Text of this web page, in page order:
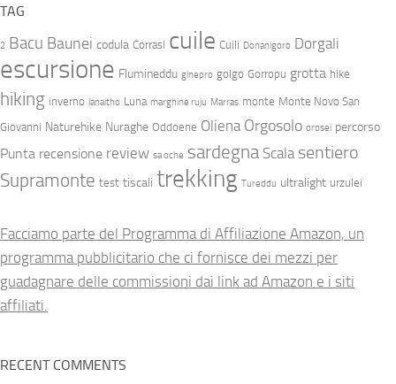
TAG
2 Bacu Baunei codula Corrasi cuile Cuili Donanigoro Dorgali
escursione Flumineddu ginepro golgo Gorropu grotta hike
hiking inverno lanaitho Luna marghine ruju Marras monte Monte Novo San
Giovanni Naturehike Nuraghe Oddoene Oliena Orgosolo orosei percorso
Punta recensione review sa oche sardegna Scala sentiero
Supramonte test tiscali trekking Tureddu ultralight urzulei
Facciamo parte del Programma di Affiliazione Amazon, un
programma pubblicitario che ci fornisce dei mezzi per
guadagnare delle commissioni dai link ad Amazon e i siti
affiliati.
RECENT COMMENTS